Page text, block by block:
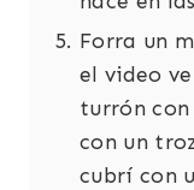
Forra un
el video
turrón
con un
cubrí con